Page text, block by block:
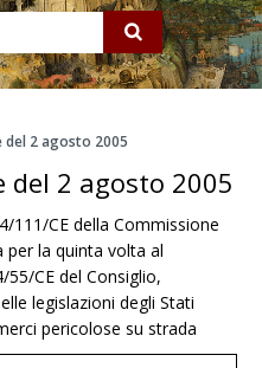
2 agosto 2005
2 agosto 2005
111/CE della Commissione
per la quinta volta al
CE del Consiglio,
legislazioni degli Stati
pericolose su strada